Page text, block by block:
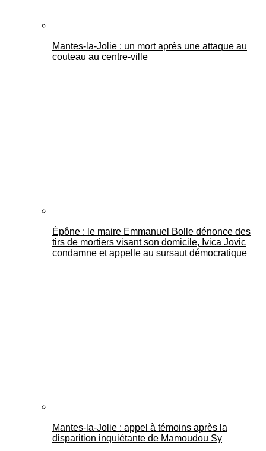
Mantes-la-Jolie : un mort après une attaque au
couteau au centre-ville
Épône : le maire Emmanuel Bolle dénonce des
tirs de mortiers visant son domicile, Ivica Jovic
condamne et appelle au sursaut démocratique
Mantes-la-Jolie : appel à témoins après la
disparition inquiétante de Mamoudou Sy